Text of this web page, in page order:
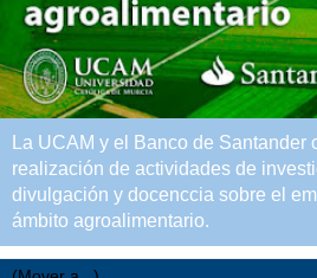
La UCAM y el Banco de Santander
realización de actividades de
divulgación y docenccia sobre el
ámbito agroalimentario.